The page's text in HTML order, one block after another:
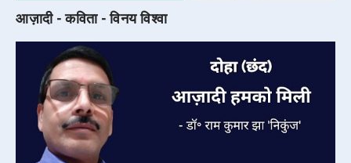
आज़ादी - कविता - विनय विश्वा